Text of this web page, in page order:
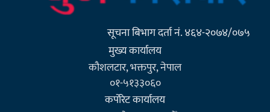
सूचना बिभाग दर्ता नं. ४६४-२०७४/०७५
मुख्य कार्यालय
कौशलटार, भक्तपुर, नेपाल
०१-५१३३०६०
कर्पाेरेट कार्यालय